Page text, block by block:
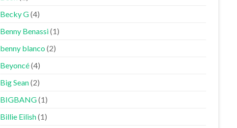
Becky G(4)
Benny Benassi(1)
benny blanco(2)
Beyoncé(4)
Big Sean(2)
BIGBANG(1)
Billie Eilish(1)